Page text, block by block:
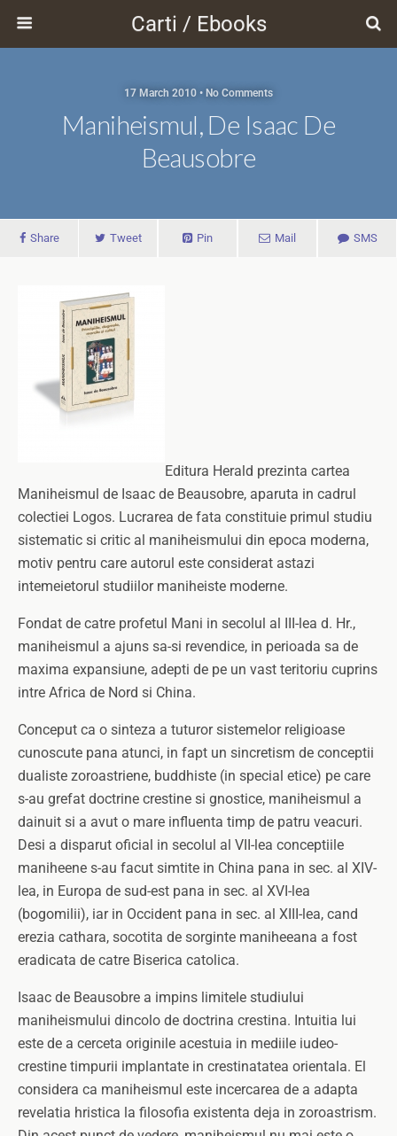
Carti / Ebooks
17 March 2010 • No Comments
Maniheismul, De Isaac De
Beausobre
Share Tweet Pin Mail SMS
Editura Herald prezinta cartea
Maniheismul de Isaac de Beausobre, aparuta in cadrul
colectiei Logos. Lucrarea de fata constituie primul studiu
sistematic si critic al maniheismului din epoca moderna,
motiv pentru care autorul este considerat astazi
intemeietorul studiilor maniheiste moderne.
Fondat de catre profetul Mani in secolul al III-lea d. Hr.,
maniheismul a ajuns sa-si revendice, in perioada sa de
maxima expansiune, adepti de pe un vast teritoriu cuprins
intre Africa de Nord si China.
Conceput ca o sinteza a tuturor sistemelor religioase
cunoscute pana atunci, in fapt un sincretism de conceptii
dualiste zoroastriene, buddhiste (in special etice) pe care
s-au grefat doctrine crestine si gnostice, maniheismul a
dainuit si a avut o mare influenta timp de patru veacuri.
Desi a disparut oficial in secolul al VII-lea conceptiile
maniheene s-au facut simtite in China pana in sec. al XIV-
lea, in Europa de sud-est pana in sec. al XVI-lea
(bogomilii), iar in Occident pana in sec. al XIII-lea, cand
erezia cathara, socotita de sorginte maniheeana a fost
eradicata de catre Biserica catolica.
Isaac de Beausobre a impins limitele studiului
maniheismului dincolo de doctrina crestina. Intuitia lui
este de a cerceta originile acestuia in mediile iudeo-
crestine timpurii implantate in crestinatatea orientala. El
considera ca maniheismul este incercarea de a adapta
revelatia hristica la filosofia existenta deja in zoroastrism.